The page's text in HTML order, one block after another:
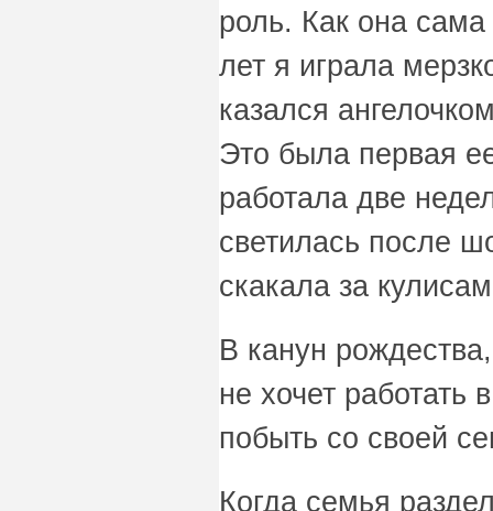
роль. Как она
лет я играла
казался
Это была первая
работала две
светилась после
скакала за
В канун
не хочет работать
побыть со своей
Когда семья